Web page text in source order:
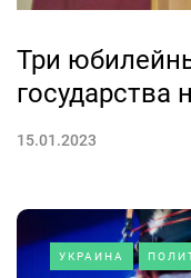
Три
государства
15.01.2023
УКРАИНА